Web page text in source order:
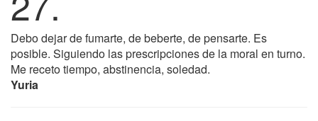
Debo dejar de fumarte, de beberte, de pensarte. Es
posible. Siguiendo las prescripciones de la moral en turno.
Me receto tiempo, abstinencia, soledad.
Yuria